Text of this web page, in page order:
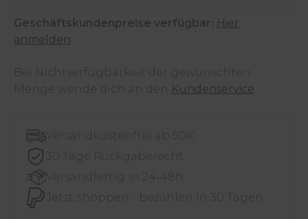
Geschäftskundenpreise verfügbar: Hier
anmelden
Bei Nichtverfügbarkeit der gewünschten
Menge wende dich an den
Kundenservice
Versandkostenfrei ab 50€
30 Tage Rückgaberecht
Versandfertig in 24-48h
Jetzt shoppen - bezahlen in 30 Tagen